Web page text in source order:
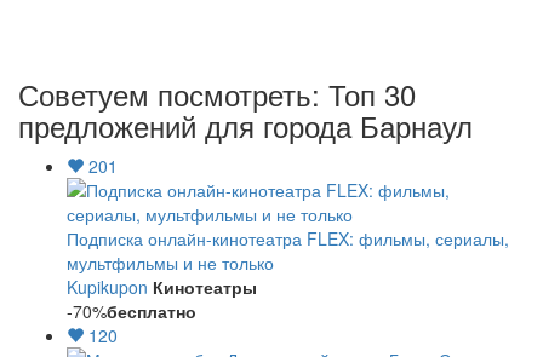
Советуем посмотреть: Топ 30
предложений для города Барнаул
201
Подписка онлайн-кинотеатра FLEX: фильмы, сериалы,
мультфильмы и не только
Kupikupon Кинотеатры
-70%бесплатно
120